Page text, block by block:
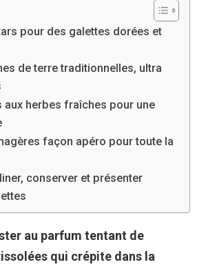
pour des galettes dorées et
de terre traditionnelles, ultra
aux herbes fraîches pour une
façon apéro pour toute la
conserver et présenter
au parfum tentant de
qui crépite dans la